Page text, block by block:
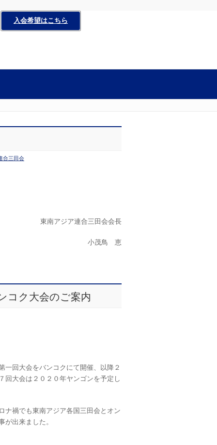
入会希望はこちら
合三田会
連合三田会会長
鳥 恵
ク大会のご案内
一回大会をバンコクにて開催、以降２
回大会は２０２０年ヤンゴンを予定し
ナ禍でも東南アジア各国三田会とオン
が出来ました。